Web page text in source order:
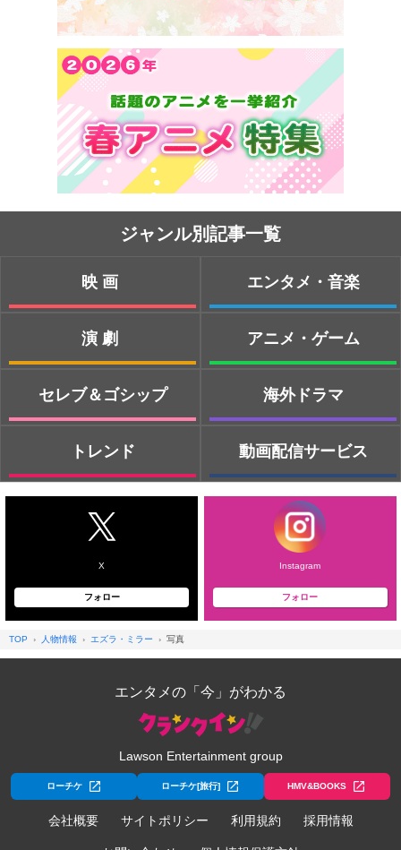
ジャンル別記事一覧
映画
演劇
セレブ＆ゴシップ
トレンド
エンタメ・音楽
アニメ・ゲーム
海外ドラマ
動画配信サービス
X
フォロー
Instagram
フォロー
TOP 人物情報 エズラ・ミラー 写真
エンタメの「今」がわかる
Lawson Entertainment group
ローチケ ローチケ[旅行] HMV&BOOKS
会社概要 サイトポリシー 利用規約 採用情報